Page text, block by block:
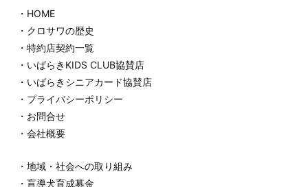
・HOME
・クロサワの歴史
・特約店契約一覧
・いばらきKIDS CLUB協賛店
・いばらきシニアカード協賛店
・プライバシーポリシー
・お問合せ
・会社概要
・地域・社会への取り組み
・盲導犬育成募金